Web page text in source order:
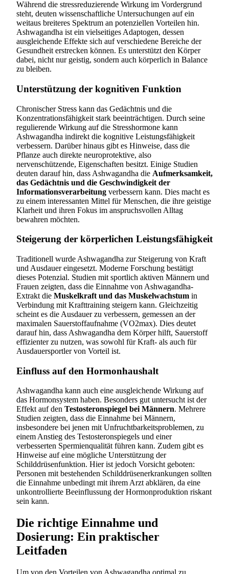
Während die stressreduzierende Wirkung im Vordergrund
steht, deuten wissenschaftliche Untersuchungen auf ein
weitaus breiteres Spektrum an potenziellen Vorteilen hin.
Ashwagandha ist ein vielseitiges Adaptogen, dessen
ausgleichende Effekte sich auf verschiedene Bereiche der
Gesundheit erstrecken können. Es unterstützt den Körper
dabei, nicht nur geistig, sondern auch körperlich in Balance
zu bleiben.
Unterstützung der kognitiven Funktion
Chronischer Stress kann das Gedächtnis und die
Konzentrationsfähigkeit stark beeinträchtigen. Durch seine
regulierende Wirkung auf die Stresshormone kann
Ashwagandha indirekt die kognitive Leistungsfähigkeit
verbessern. Darüber hinaus gibt es Hinweise, dass die
Pflanze auch direkte neuroprotektive, also
nervenschützende, Eigenschaften besitzt. Einige Studien
deuten darauf hin, dass Ashwagandha die Aufmerksamkeit,
das Gedächtnis und die Geschwindigkeit der
Informationsverarbeitung verbessern kann. Dies macht es
zu einem interessanten Mittel für Menschen, die ihre geistige
Klarheit und ihren Fokus im anspruchsvollen Alltag
bewahren möchten.
Steigerung der körperlichen Leistungsfähigkeit
Traditionell wurde Ashwagandha zur Steigerung von Kraft
und Ausdauer eingesetzt. Moderne Forschung bestätigt
dieses Potenzial. Studien mit sportlich aktiven Männern und
Frauen zeigten, dass die Einnahme von Ashwagandha-
Extrakt die Muskelkraft und das Muskelwachstum in
Verbindung mit Krafttraining steigern kann. Gleichzeitig
scheint es die Ausdauer zu verbessern, gemessen an der
maximalen Sauerstoffaufnahme (VO2max). Dies deutet
darauf hin, dass Ashwagandha dem Körper hilft, Sauerstoff
effizienter zu nutzen, was sowohl für Kraft- als auch für
Ausdauersportler von Vorteil ist.
Einfluss auf den Hormonhaushalt
Ashwagandha kann auch eine ausgleichende Wirkung auf
das Hormonsystem haben. Besonders gut untersucht ist der
Effekt auf den Testosteronspiegel bei Männern. Mehrere
Studien zeigten, dass die Einnahme bei Männern,
insbesondere bei jenen mit Unfruchtbarkeitsproblemen, zu
einem Anstieg des Testosteronspiegels und einer
verbesserten Spermienqualität führen kann. Zudem gibt es
Hinweise auf eine mögliche Unterstützung der
Schilddrüsenfunktion. Hier ist jedoch Vorsicht geboten:
Personen mit bestehenden Schilddrüsenerkrankungen sollten
die Einnahme unbedingt mit ihrem Arzt abklären, da eine
unkontrollierte Beeinflussung der Hormonproduktion riskant
sein kann.
Die richtige Einnahme und
Dosierung: Ein praktischer
Leitfaden